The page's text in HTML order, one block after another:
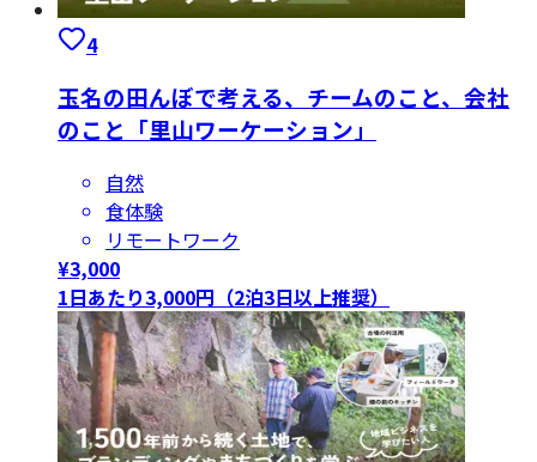
4
玉名の田んぼで考える、チームのこと、会社
のこと「里山ワーケーション」
自然
食体験
リモートワーク
¥3,000
1日あたり3,000円（2泊3日以上推奨）